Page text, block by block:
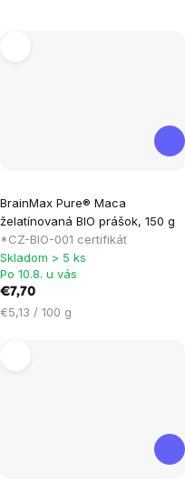
BrainMax Pure® Maca
želatínovaná BIO prášok, 150 g
*CZ-BIO-001 certifikát
hodnotenie
produktu
je
5,0
z
5
Skladom > 5 ks
Po 10.8. u vás
€7,70
Jednotková
€5,13 / 100 g